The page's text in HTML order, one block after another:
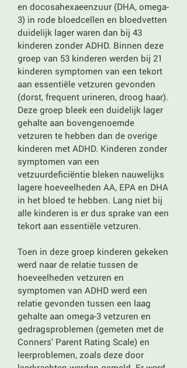
en docosahexaeenzuur (DHA, omega-
3) in rode bloedcellen en bloedvetten
duidelijk lager waren dan bij 43
kinderen zonder ADHD. Binnen deze
groep van 53 kinderen werden bij 21
kinderen symptomen van een tekort
aan essentiële vetzuren gevonden
(dorst, frequent urineren, droog haar).
Deze groep bleek een duidelijk lager
gehalte aan bovengenoemde
vetzuren te hebben dan de overige
kinderen met ADHD. Kinderen zonder
symptomen van een
vetzuurdeficiëntie bleken nauwelijks
lagere hoeveelheden AA, EPA en DHA
in het bloed te hebben. Lang niet bij
alle kinderen is er dus sprake van een
tekort aan essentiële vetzuren.
Toen in deze groep kinderen gekeken
werd naar de relatie tussen de
hoeveelheden vetzuren en
symptomen van ADHD werd een
relatie gevonden tussen een laag
gehalte aan omega-3 vetzuren en
gedragsproblemen (gemeten met de
Conners' Parent Rating Scale) en
leerproblemen, zoals deze door